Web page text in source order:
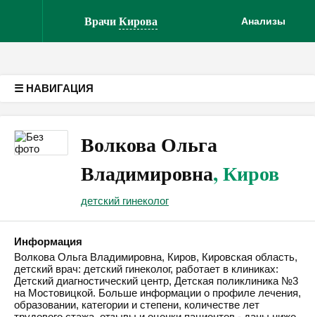
ВрачиКирова Анализы
☰ НАВИГАЦИЯ
Волкова Ольга
Владимировна, Киров
детский гинеколог
Информация
Волкова Ольга Владимировна, Киров, Кировская область,
детский врач: детский гинеколог, работает в клиниках:
Детский диагностический центр, Детская поликлиника №3
на Мостовицкой. Больше информации о профиле лечения,
образовании, категории и степени, количестве лет